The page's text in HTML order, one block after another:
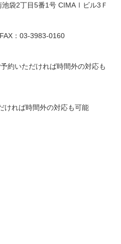
袋2丁目5番1号 CIMAⅠビル3Ｆ
：03-3983-0160
いただければ時間外の対応も
れば時間外の対応も可能